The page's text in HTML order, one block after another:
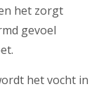
het zorgt
gevoel
het vocht in